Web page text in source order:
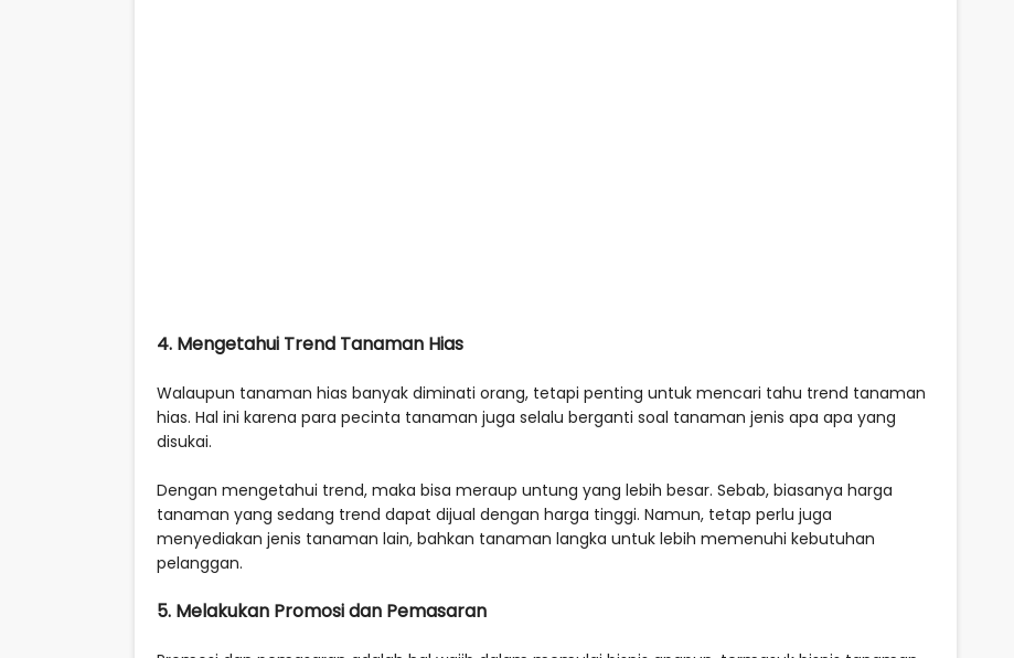
4. Mengetahui Trend Tanaman Hias
Walaupun tanaman hias banyak diminati orang, tetapi penting untuk mencari tahu trend tanaman
hias. Hal ini karena para pecinta tanaman juga selalu berganti soal tanaman jenis apa apa yang
disukai.
Dengan mengetahui trend, maka bisa meraup untung yang lebih besar. Sebab, biasanya harga
tanaman yang sedang trend dapat dijual dengan harga tinggi. Namun, tetap perlu juga
menyediakan jenis tanaman lain, bahkan tanaman langka untuk lebih memenuhi kebutuhan
pelanggan.
5. Melakukan Promosi dan Pemasaran